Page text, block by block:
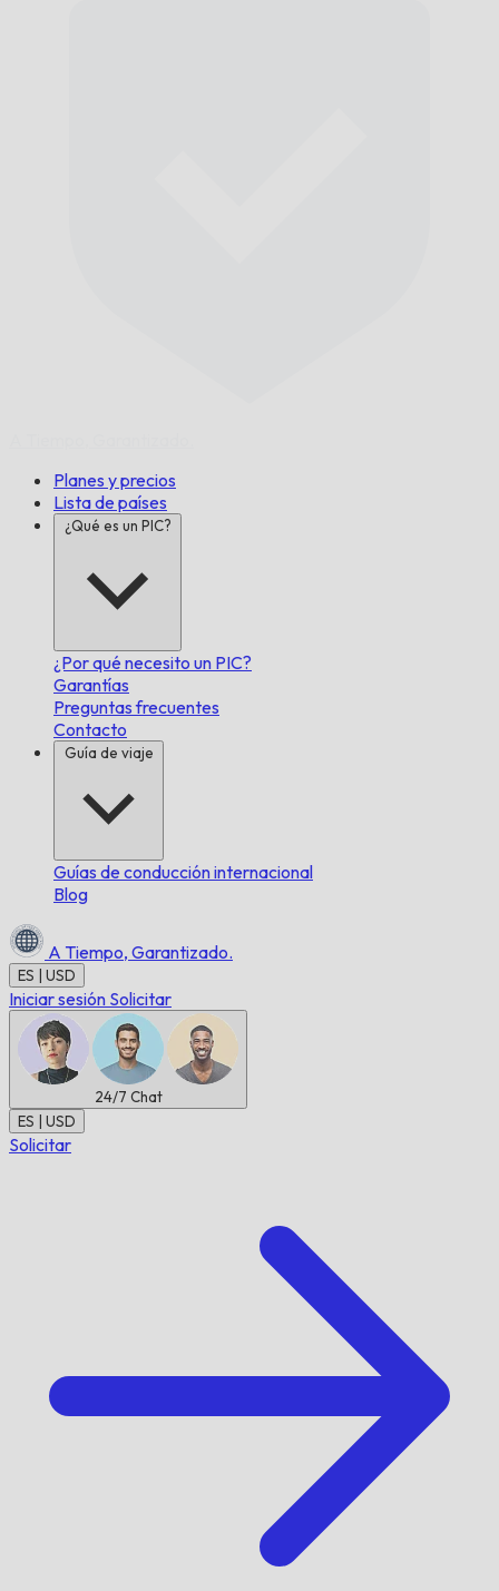
Planes y precios
Lista de países
¿Qué es un PIC?
¿Por qué necesito un PIC?
Garantías
Preguntas frecuentes
Contacto
Guía de viaje
Guías de conducción internacional
Blog
A Tiempo, Garantizado.
ES | USD
Iniciar sesión Solicitar
24/7 Chat
ES | USD
Solicitar